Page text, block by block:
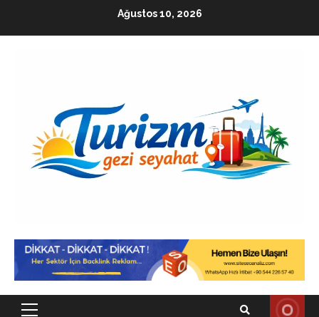
Ağustos 10, 2026